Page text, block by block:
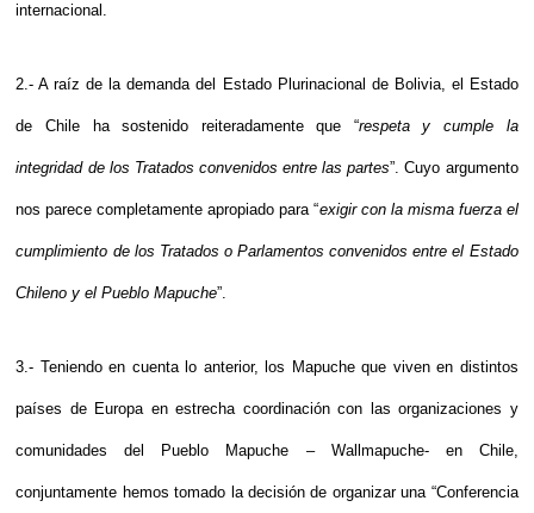
internacional.
2.- A raíz de la demanda del Estado Plurinacional de Bolivia, el Estado
de Chile ha sostenido reiteradamente que “respeta y cumple la
integridad de los Tratados convenidos entre las partes”. Cuyo argumento
nos parece completamente apropiado para “exigir con la misma fuerza el
cumplimiento de los Tratados o Parlamentos convenidos entre el Estado
Chileno y el Pueblo Mapuche”.
3.- Teniendo en cuenta lo anterior, los Mapuche que viven en distintos
países de Europa en estrecha coordinación con las organizaciones y
comunidades del Pueblo Mapuche – Wallmapuche- en Chile,
conjuntamente hemos tomado la decisión de organizar una “Conferencia